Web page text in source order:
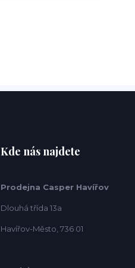
Kde nás najdete
Prodejna Casper Havířov
Dlouhá třída 13a
Havířov-Město, 736 01